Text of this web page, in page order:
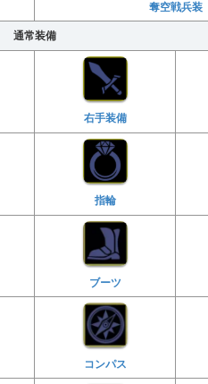
奪空戦兵装
通常装備
右手装備
指輪
ブーツ
コンパス